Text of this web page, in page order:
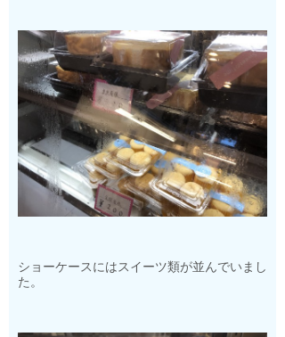
ショーケースにはスイーツ類が並んでいまし
た。